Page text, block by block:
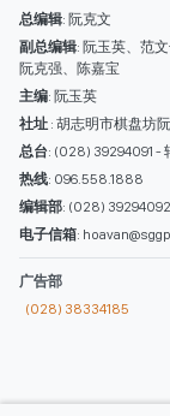
广告部
(028) 38334185
类别